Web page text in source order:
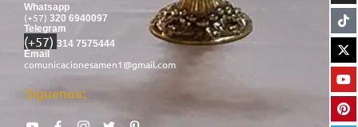
Whatsapp
(+57) 320 6940097
Telegram
(+57) 314 7575444
Email
comunicacionesamen1@gmail.com
Síguenos: